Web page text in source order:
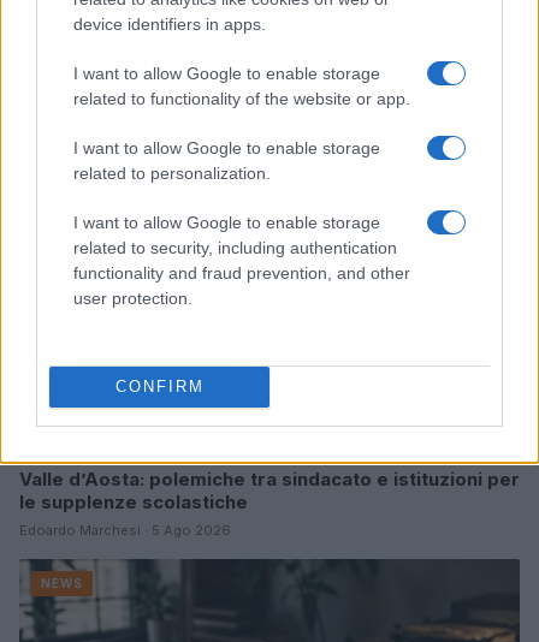
device identifiers in apps.
I want to allow Google to enable storage
related to functionality of the website or app.
I want to allow Google to enable storage
related to personalization.
I want to allow Google to enable storage
related to security, including authentication
functionality and fraud prevention, and other
user protection.
CONFIRM
Noemi in ospedale: il racconto della riabilitazione e il
ritorno sul palco
Susanna Riva · 6 Ago 2026
NEWS
Valle d’Aosta: polemiche tra sindacato e istituzioni per
le supplenze scolastiche
Edoardo Marchesi · 5 Ago 2026
NEWS